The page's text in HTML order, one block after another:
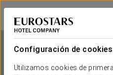
Configuración de cookies
Utilizamos cookies de
Crisol Europa
PALERMO